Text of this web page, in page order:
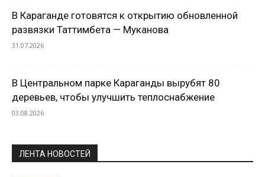
В Караганде готовятся к открытию обновленной
развязки Таттимбета — Муканова
31.07.2026
В Центральном парке Караганды вырубят 80
деревьев, чтобы улучшить теплоснабжение
03.08.2026
ЛЕНТА НОВОСТЕЙ